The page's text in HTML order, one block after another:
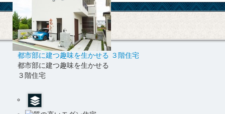
都市部に建つ趣味を生かせる ３階住宅
都市部に建つ趣味を生かせる
３階住宅